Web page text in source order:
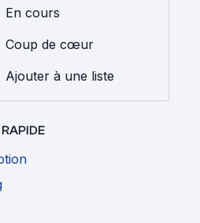
En cours
Coup de cœur
Ajouter à une liste